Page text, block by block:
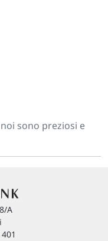
sono preziosi e
A